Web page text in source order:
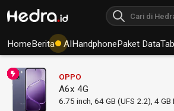
HomeBerita AIHandphonePaket Data
OPPO
A6x 4G
6.75 inch, 64 GB (UFS 2.2), 4 GB